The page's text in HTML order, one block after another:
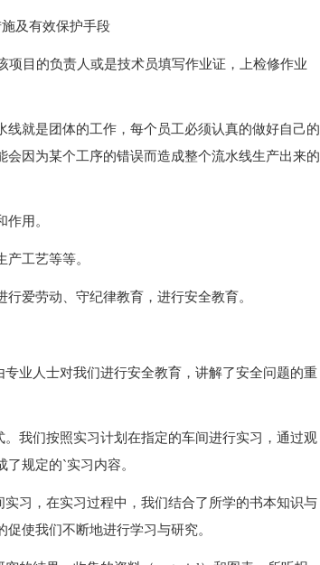
及有效保护手段
目的负责人或是技术员填写作业证，上检修作业
线就是团体的工作，每个员工必须认真的做好自己的
因为某个工序的错误而造成整个流水线生产出来的
用。
工艺等等。
爱劳动、守纪律教育，进行安全教育。
业人士对我们进行安全教育，讲解了安全问题的重
我们按照实习计划在指定的车间进行实习，通过观
规定的`实习内容。
习，在实习过程中，我们结合了所学的书本知识与
使我们不断地进行学习与研究。